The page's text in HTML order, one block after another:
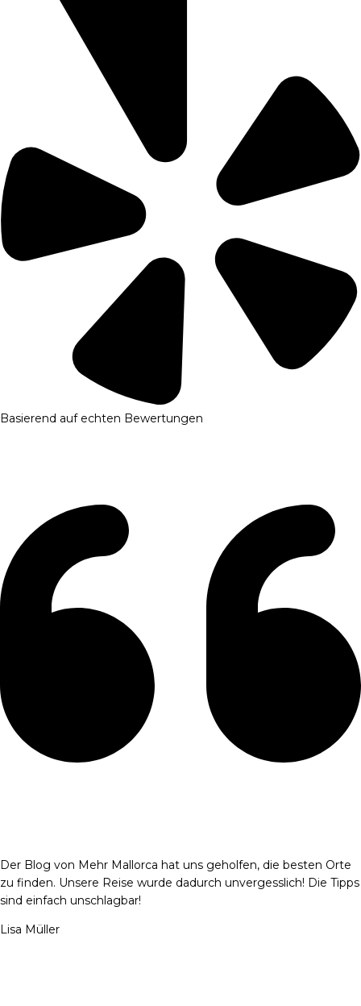
Basierend auf echten Bewertungen
Der Blog von Mehr Mallorca hat uns geholfen, die besten Orte
zu finden. Unsere Reise wurde dadurch unvergesslich! Die Tipps
sind einfach unschlagbar!
Lisa Müller